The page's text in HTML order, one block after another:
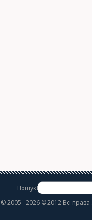
Пошук
©2005 - 2026 © 2012 Всі права